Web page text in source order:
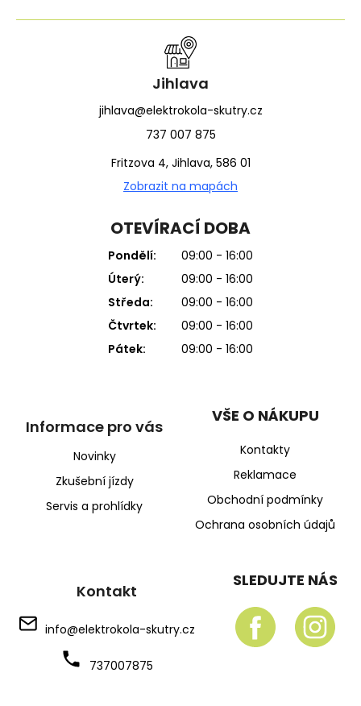
Jihlava
jihlava@elektrokola-skutry.cz
737 007 875
Fritzova 4, Jihlava, 586 01
Zobrazit na mapách
OTEVÍRACÍ DOBA
Pondělí:
09:00 - 16:00
Úterý:
09:00 - 16:00
Středa:
09:00 - 16:00
Čtvrtek:
09:00 - 16:00
Pátek:
09:00 - 16:00
Informace pro vás
Novinky
Zkušební jízdy
Servis a prohlídky
VŠE O NÁKUPU
Kontakty
Reklamace
Obchodní podmínky
Ochrana osobních údajů
Kontakt
info@elektrokola-skutry.cz
737007875
SLEDUJTE NÁS